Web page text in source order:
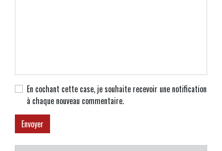
En cochant cette case, je souhaite recevoir une notification
à chaque nouveau commentaire.